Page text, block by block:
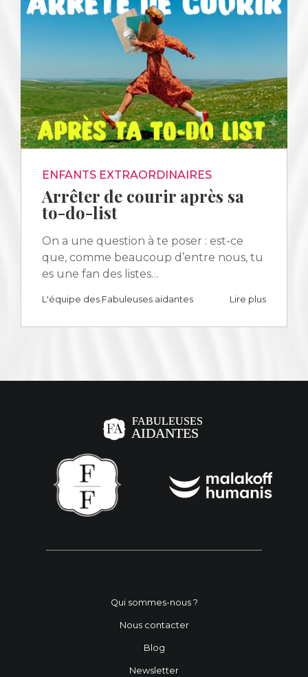
ENFANTS EXTRAORDINAIRES
Arrêter de courir après sa
to-do-list
On a une question à te poser : est-ce
que, comme beaucoup d’entre nous, tu
es une fan des listes…
L'équipe des Fabuleuses aidantes Lire plus
Qui sommes-nous ?
Nous contacter
Blog
Newsletter